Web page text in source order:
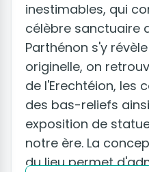
inestimables, qui
célèbre sanctuaire
Parthénon s'y
originelle, on
de l'Erechtéion, les
des bas-reliefs
exposition de
notre ère. La
du lieu permet